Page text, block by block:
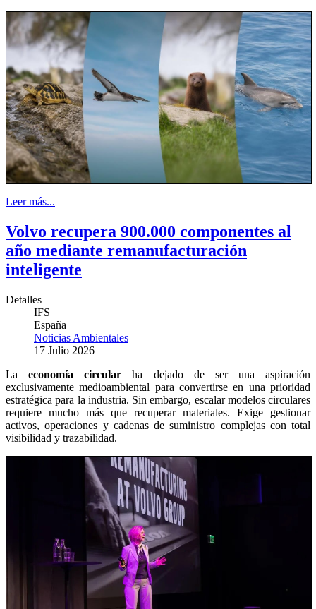
Leer más...
Volvo recupera 900.000 componentes al
año mediante remanufacturación
inteligente
Detalles
IFS
España
Noticias Ambientales
17 Julio 2026
Laeconomía circular ha dejado de ser una aspiración
exclusivamente medioambiental para convertirse en una prioridad
estratégica para la industria. Sin embargo, escalar modelos circulares
requiere mucho más que recuperar materiales. Exige gestionar
activos, operaciones y cadenas de suministro complejas con total
visibilidad y trazabilidad.